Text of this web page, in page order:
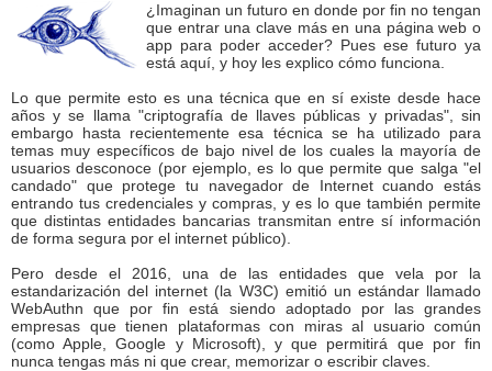
¿Imaginan un futuro en donde por fin no tengan
que entrar una clave más en una página web o
app para poder acceder? Pues ese futuro ya
está aquí, y hoy les explico cómo funciona.
Lo que permite esto es una técnica que en sí existe desde hace
años y se llama "criptografía de llaves públicas y privadas", sin
embargo hasta recientemente esa técnica se ha utilizado para
temas muy específicos de bajo nivel de los cuales la mayoría de
usuarios desconoce (por ejemplo, es lo que permite que salga "el
candado" que protege tu navegador de Internet cuando estás
entrando tus credenciales y compras, y es lo que también permite
que distintas entidades bancarias transmitan entre sí información
de forma segura por el internet público).
Pero desde el 2016, una de las entidades que vela por la
estandarización del internet (la W3C) emitió un estándar llamado
WebAuthn que por fin está siendo adoptado por las grandes
empresas que tienen plataformas con miras al usuario común
(como Apple, Google y Microsoft), y que permitirá que por fin
nunca tengas más ni que crear, memorizar o escribir claves.